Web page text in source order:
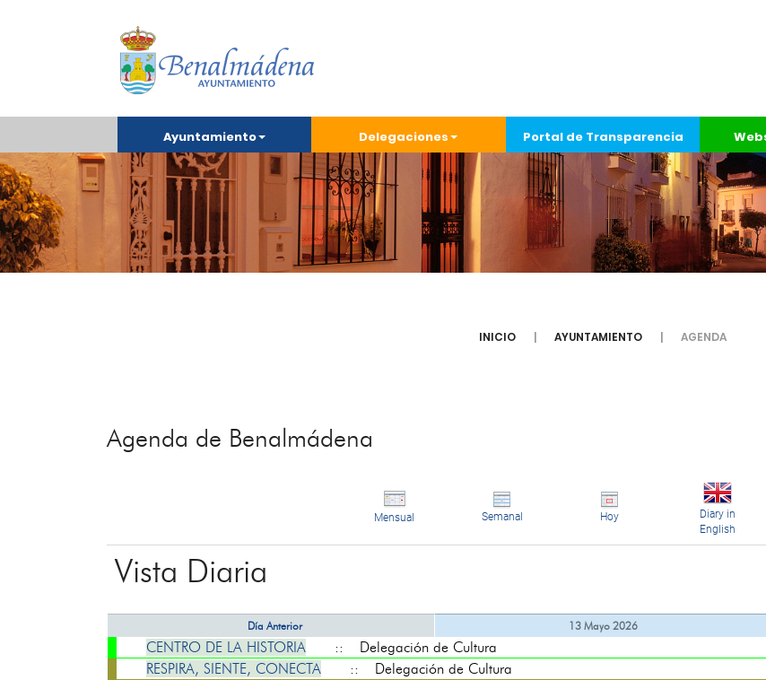
Ayuntamiento Delegaciones Portal de Transparencia
INICIO AYUNTAMIENTO AGENDA
Agenda de Benalmádena
Mensual Semanal Hoy
Diary in
English
Vista Diaria
Día Anterior 13 Mayo 2026
CENTRO DE LA HISTORIA
:: Delegación de Cultura
RESPIRA, SIENTE, CONECTA
:: Delegación de Cultura